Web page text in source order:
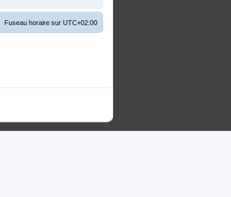
Fuseau horaire sur UTC+02:00